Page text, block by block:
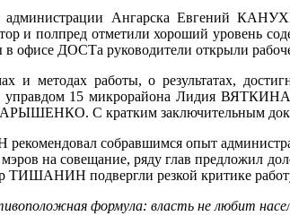
Ангарска Евгений
и полпред отметили хороший уровень
в офисе ДОСТа руководители открыли
и методах работы, о результатах,
15 микрорайона Лидия ВЯТКИНА.
С кратким заключительным
собравшимся опыт
на совещание, ряду глав предложил
ТИШАНИН подвергли резкой критике
формула: власть не любит